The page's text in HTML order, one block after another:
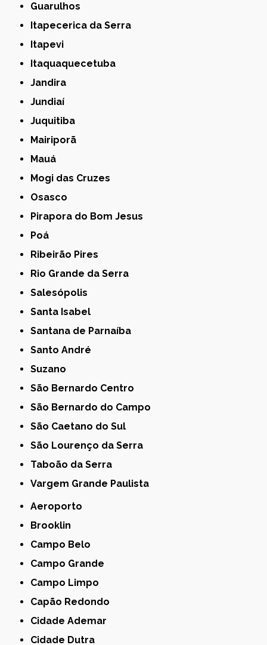
Guarulhos
Itapecerica da Serra
Itapevi
Itaquaquecetuba
Jandira
Jundiaí
Juquitiba
Mairiporã
Mauá
Mogi das Cruzes
Osasco
Pirapora do Bom Jesus
Poá
Ribeirão Pires
Rio Grande da Serra
Salesópolis
Santa Isabel
Santana de Parnaíba
Santo André
Suzano
São Bernardo Centro
São Bernardo do Campo
São Caetano do Sul
São Lourenço da Serra
Taboão da Serra
Vargem Grande Paulista
Aeroporto
Brooklin
Campo Belo
Campo Grande
Campo Limpo
Capão Redondo
Cidade Ademar
Cidade Dutra